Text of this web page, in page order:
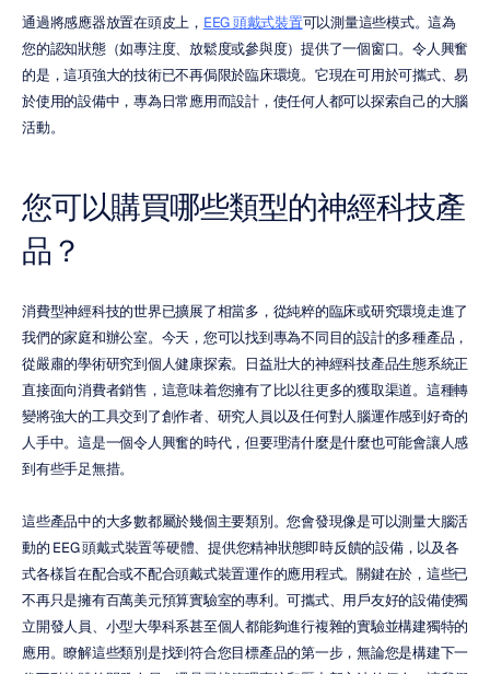
通過將感應器放置在頭皮上， EEG 頭戴式裝置可以測量這些模式。這為
您的認知狀態（如專注度、放鬆度或參與度）提供了一個窗口。令人興奮
的是，這項強大的技術已不再侷限於臨床環境。它現在可用於可攜式、易
於使用的設備中，專為日常應用而設計，使任何人都可以探索自己的大腦
活動。
您可以購買哪些類型的神經科技產
品？
消費型神經科技的世界已擴展了相當多，從純粹的臨床或研究環境走進了
我們的家庭和辦公室。今天，您可以找到專為不同目的設計的多種產品，
從嚴肅的學術研究到個人健康探索。日益壯大的神經科技產品生態系統正
直接面向消費者銷售，這意味着您擁有了比以往更多的獲取渠道。這種轉
變將強大的工具交到了創作者、研究人員以及任何對人腦運作感到好奇的
人手中。這是一個令人興奮的時代，但要理清什麼是什麼也可能會讓人感
到有些手足無措。
這些產品中的大多數都屬於幾個主要類別。您會發現像是可以測量大腦活
動的 EEG 頭戴式裝置等硬體、提供您精神狀態即時反饋的設備，以及各
式各樣旨在配合或不配合頭戴式裝置運作的應用程式。關鍵在於，這些已
不再只是擁有百萬美元預算實驗室的專利。可攜式、用戶友好的設備使獨
立開發人員、小型大學科系甚至個人都能夠進行複雜的實驗並構建獨特的
應用。瞭解這些類別是找到符合您目標產品的第一步，無論您是構建下一